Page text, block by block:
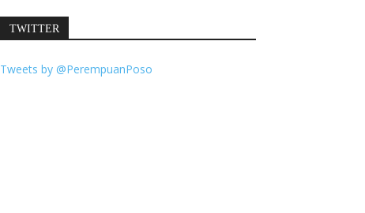
TWITTER
Tweets by @PerempuanPoso